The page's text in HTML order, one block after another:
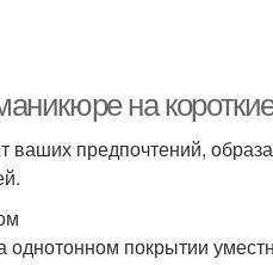
на
ваших предпочтений,
однотонном покрытии